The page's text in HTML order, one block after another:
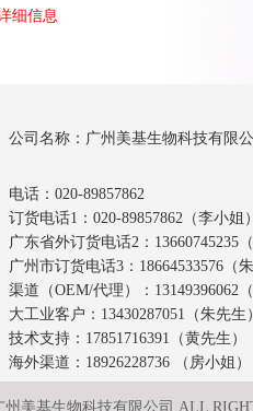
细信息
公司名称：广州美基生物科技有限
电话：020-89857862
订货电话1：020-89857862（李小姐
广东省外订货电话2：13660745235
广州市订货电话3：18664533576（
渠道（OEM/代理）：13149396062
大工业客户：13430287051（朱先生
技术支持：17851716391（黄先生）
海外渠道：18926228736 （房小姐）
州美基生物科技有限公司 ALL